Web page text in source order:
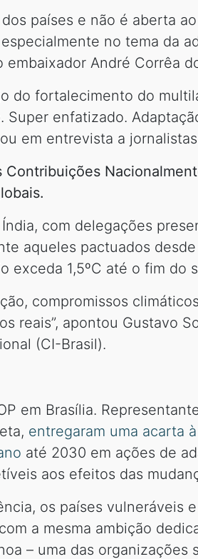
países e não é aberta
no tema da
André Corrêa
do fortalecimento do
enfatizado.
em entrevista a
Contribuições
com delegações
aqueles pactuados
exceda 1,5ºC até o fim do
compromissos
reais”, apontou Gustavo
(CI-Brasil).
em Brasília.
entregaram uma acarta
até 2030 em ações de
aos efeitos das
os países vulneráveis
a mesma ambição
– uma das organizações